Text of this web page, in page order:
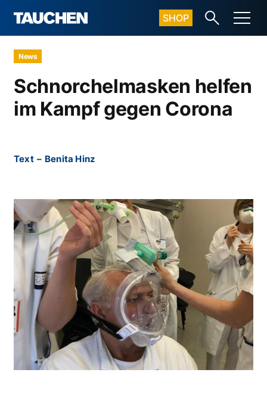
SHOP
News
Schnorchelmasken helfen
im Kampf gegen Corona
Text – Benita Hinz